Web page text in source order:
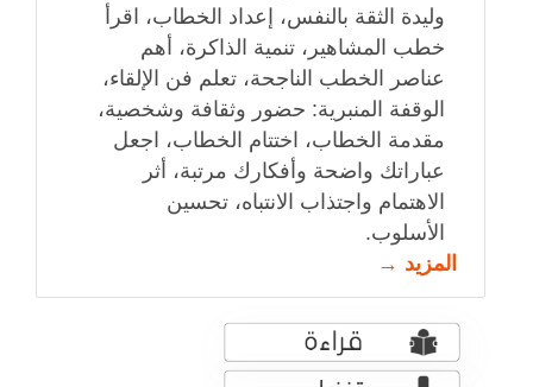
وليدة الثقة بالنفس، إعداد الخطاب، اقرأ
خطب المشاهير، تنمية الذاكرة، أهم
عناصر الخطب الناجحة، تعلم فن الإلقاء،
الوقفة المنبرية: حضور وثقافة وشخصية،
مقدمة الخطاب، اختتام الخطاب، اجعل
عباراتك واضحة وأفكارك مرتبة، أثر
الاهتمام واجتذاب الانتباه، تحسين
الأسلوب.
المزيد →